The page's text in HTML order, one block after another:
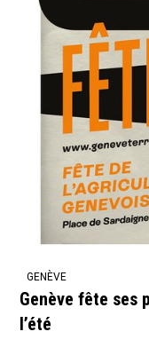
GENÈVE
Genève fête ses
l’été